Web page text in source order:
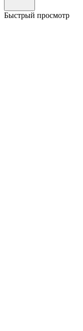
Быстрый просмотр